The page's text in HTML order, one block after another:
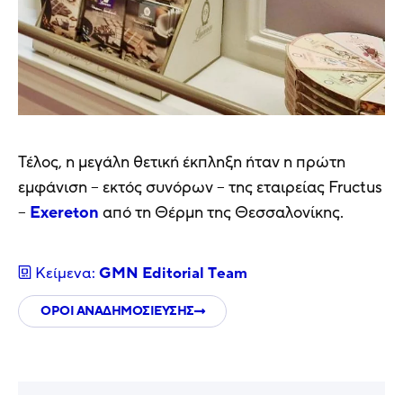
Τέλος, η μεγάλη θετική έκπληξη ήταν η πρώτη
εμφάνιση – εκτός συνόρων – της εταιρείας Fructus
– Exereton από τη Θέρμη της Θεσσαλονίκης.
Κείμενα: GMN Editorial Τeam
ΟΡΟΙ ΑΝΑΔΗΜΟΣΙΕΥΣΗΣ